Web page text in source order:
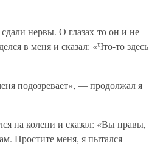
нервы. О глазах-то он и не
в меня и сказал: «Что-то здесь
подозревает», — продолжал я
на колени и сказал: «Вы правы,
Простите меня, я пытался